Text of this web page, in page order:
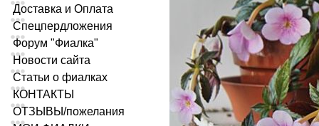
Доставка и Оплата
Спецпердложения
Форум "Фиалка"
Новости сайта
Статьи о фиалках
КОНТАКТЫ
ОТЗЫВЫ/пожелания